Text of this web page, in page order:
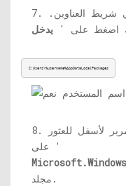
7. الآن ، ما عليك سوى نسخ هذا السطر ولصقه في شريط العناوين.
اضغط على ' يدخل
C:Users\%username%AppDataLocalPackages
8. بمجرد أن تكون في المجلد المحدد ، قم بالتمرير لأسفل للعثور
على '
مجلد.